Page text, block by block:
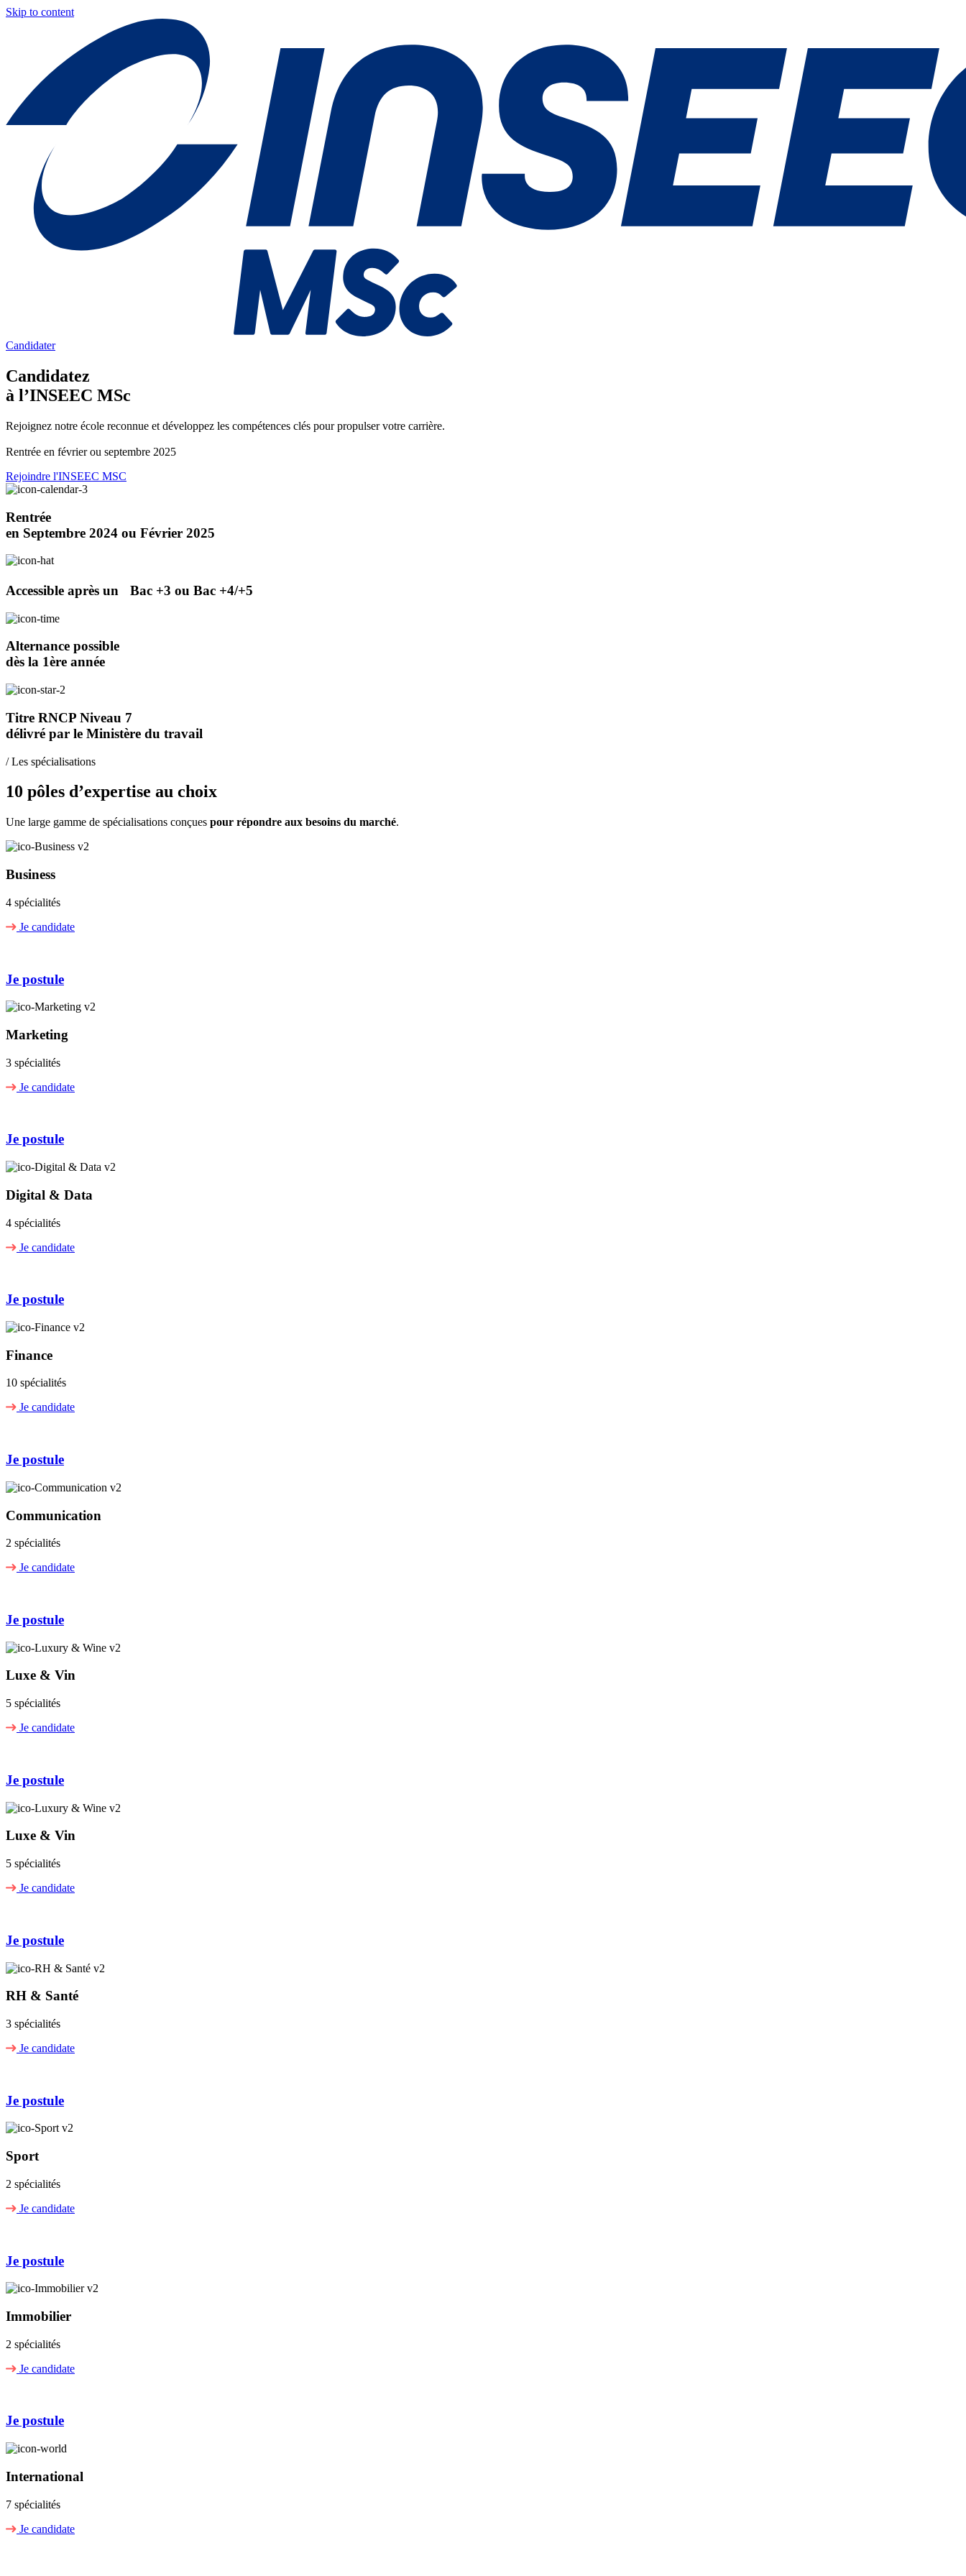
Skip to content
Candidater
Candidatez
à l’INSEEC MSc
Rejoignez notre école reconnue et développez les compétences clés pour propulser votre carrière.
Rentrée en février ou septembre 2025
Rejoindre l'INSEEC MSC
Rentrée
en Septembre 2024 ou Février 2025
Accessible après un Bac +3 ou Bac +4/+5
Alternance possible
dès la 1ère année
Titre RNCP Niveau 7
délivré par le Ministère du travail
/ Les spécialisations
10 pôles d’expertise au choix
Une large gamme de spécialisations conçues pour répondre aux besoins du marché.
Business
4 spécialités
Je candidate
Je postule
Marketing
3 spécialités
Je candidate
Je postule
Digital & Data
4 spécialités
Je candidate
Je postule
Finance
10 spécialités
Je candidate
Je postule
Communication
2 spécialités
Je candidate
Je postule
Luxe & Vin
5 spécialités
Je candidate
Je postule
Luxe & Vin
5 spécialités
Je candidate
Je postule
RH & Santé
3 spécialités
Je candidate
Je postule
Sport
2 spécialités
Je candidate
Je postule
Immobilier
2 spécialités
Je candidate
Je postule
International
7 spécialités
Je candidate